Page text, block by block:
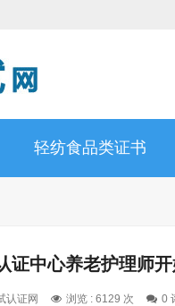
轻纺食品类证书
证中心养老护理师
认证网 浏览 : 6129 次 0